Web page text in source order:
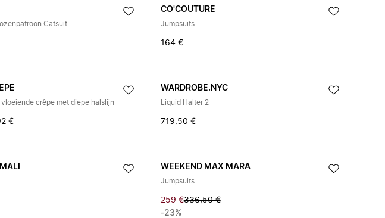
Catsuit
CO'COUTURE
Jumpsuits
164 €
crêpe met diepe halslijn
€
WARDROBE.NYC
Liquid Halter 2
719,50 €
WEEKEND MAX MARA
Jumpsuits
259 €336,50 €
-23%